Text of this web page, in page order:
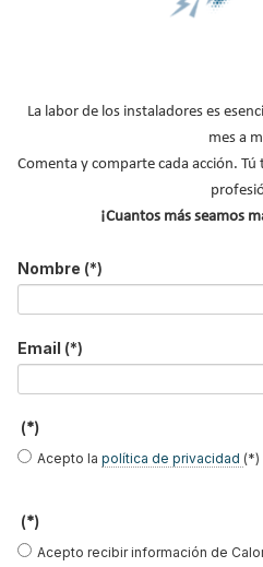
Nuestras portadas
Reportajes de mercado
nuestros
Y RECIBE EN TU
Email *
La labor de los instaladores es
mes a
Comenta y comparte cada acción.
¡Cuantos más seamos
Nombre (*)
Email (*)
(*)
Acepto la política de privacidad (*)
(*)
Acepto recibir información de